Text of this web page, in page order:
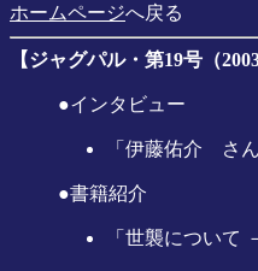
ホームページへ戻る
【ジャグパル・第19号（
●インタビュー
「伊藤佑介 さ
●書籍紹介
「世襲につい